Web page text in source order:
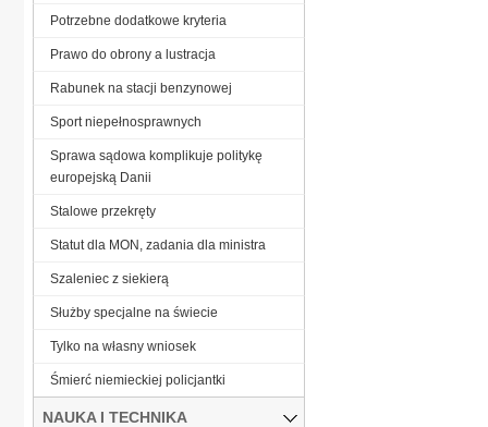
Potrzebne dodatkowe kryteria
Prawo do obrony a lustracja
Rabunek na stacji benzynowej
Sport niepełnosprawnych
Sprawa sądowa komplikuje politykę
europejską Danii
Stalowe przekręty
Statut dla MON, zadania dla ministra
Szaleniec z siekierą
Służby specjalne na świecie
Tylko na własny wniosek
Śmierć niemieckiej policjantki
NAUKA I TECHNIKA